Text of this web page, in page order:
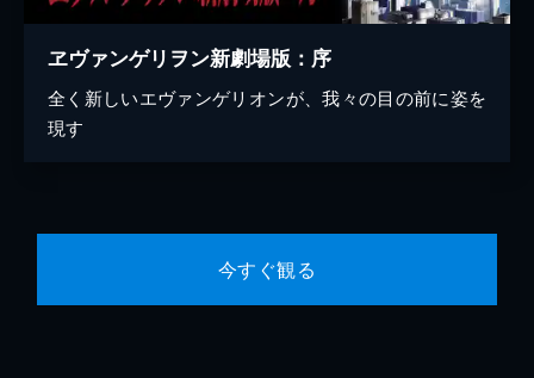
ヱヴァンゲリヲン新劇場版：序
全く新しいエヴァンゲリオンが、我々の目の前に姿を
現す
今すぐ観る